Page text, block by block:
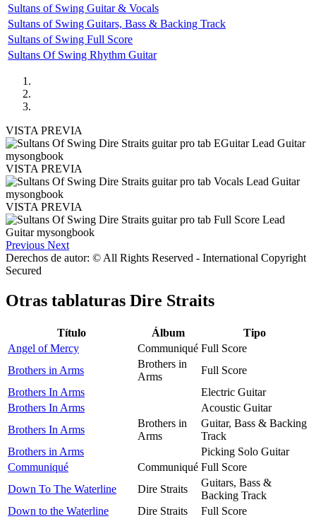
Sultans of Swing Guitar & Vocals
Sultans of Swing Guitars, Bass & Backing Track
Sultans of Swing Full Score
Sultans Of Swing Rhythm Guitar
VISTA PREVIA
VISTA PREVIA
VISTA PREVIA
Previous Next
Derechos de autor: © All Rights Reserved - International Copyright
Secured
Otras tablaturas Dire Straits
Título Álbum
Tipo
Angel of Mercy
Communiqué Full Score
Brothers in Arms
Brothers in
Arms
Full Score
Brothers In Arms
Electric Guitar
Brothers In Arms
Acoustic Guitar
Brothers In Arms
Brothers in
Arms
Guitar, Bass & Backing
Track
Brothers in Arms
Picking Solo Guitar
Communiqué
Communiqué Full Score
Down To The Waterline
Dire Straits
Guitars, Bass &
Backing Track
Down to the Waterline
Dire Straits
Full Score